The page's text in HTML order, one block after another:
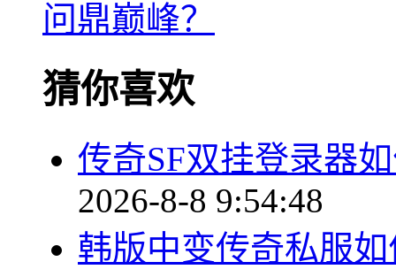
问鼎巅峰？
猜你喜欢
传奇SF双挂登录器
2026-8-8 9:54:48
韩版中变传奇私服